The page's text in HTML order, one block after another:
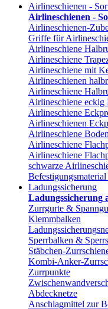
Airlineschienen -
Airlineschienen -
Airlineschienen-
Griffe für
Airlineschiene
Airlineschiene
Airlineschiene mit
Airlineschienen
Airlineschiene
Airlineschiene
Airlineschiene
Airlineschienen
Airlineschiene
Airlineschiene
Airlineschiene
schwarze
Ladungssicherung
Ladungssicherung
Zurrgurte &
Klemmbalken
Sperrbalken &
Stäbchen-
Kombi-Anker-
Zurrpunkte
Abdecknetze
Anschlagmittel zur